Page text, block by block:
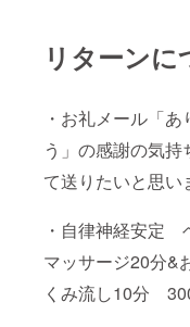
リターンに
・お礼メール「あ
う」の感謝の気持
て送りたいと思い
・自律神経安定
マッサージ20分&
くみ流し10分